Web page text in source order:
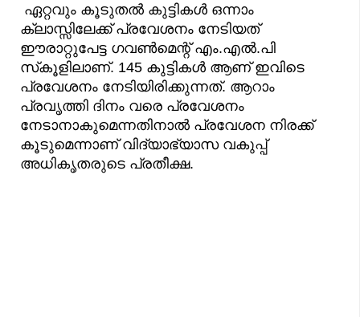
ഏറ്റവും കൂടുതൽ കുട്ടികൾ ഒന്നാം
ക്ലാസ്സിലേക്ക് പ്രവേശനം നേടിയത്
ഈരാറ്റുപേട്ട ഗവൺമെന്റ് എം.എൽ.പി
സ്‌കൂളിലാണ്. 145 കുട്ടികൾ ആണ് ഇവിടെ
പ്രവേശനം നേടിയിരിക്കുന്നത്. ആറാം
പ്രവൃത്തി ദിനം വരെ പ്രവേശനം
നേടാനാകുമെന്നതിനാൽ പ്രവേശന നിരക്ക്
കൂടുമെന്നാണ് വിദ്യാഭ്യാസ വകുപ്പ്
അധികൃതരുടെ പ്രതീക്ഷ.